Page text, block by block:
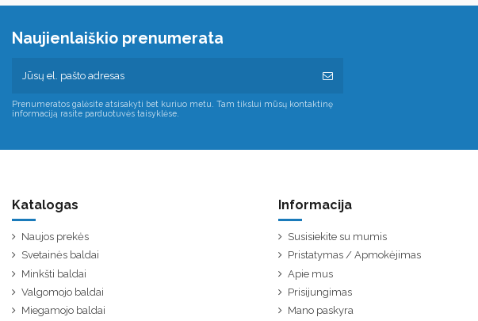
Naujienlaiškio prenumerata
Prenumeratos galėsite atsisakyti bet kuriuo metu. Tam tikslui mūsų kontaktinę
informaciją rasite parduotuvės taisyklėse.
Katalogas
Naujos prekės
Svetainės baldai
Minkšti baldai
Valgomojo baldai
Miegamojo baldai
Informacija
Susisiekite su mumis
Pristatymas / Apmokėjimas
Apie mus
Prisijungimas
Mano paskyra